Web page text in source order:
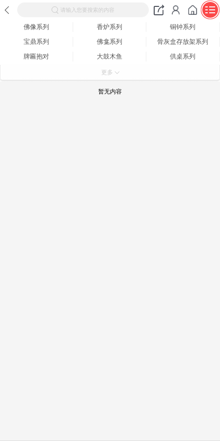
请输入您要搜索的内容
佛像系列 香炉系列
铜钟系列
宝鼎系列
佛龛系列
骨灰盒存放架系列
牌匾抱对
大鼓木鱼
供桌系列
其它系列
更多
暂无内容